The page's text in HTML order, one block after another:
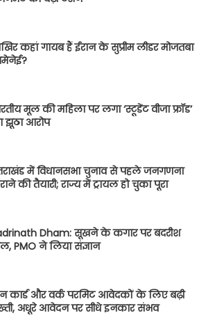
कहां गायब हैं ईरान के सुप्रीम लीडर मोजतबा
मूल की महिला पर लगा ‘स्टूडेंट वीजा फ्रॉड’
झूठा आरोप
में विधानसभा चुनाव से पहले जनगणना
की तैयारी; राज्य में ट्रायल हो चुका पूरा
Dham: सूखने के कगार पर बदरीश
PMO ने लिया संज्ञान
कार्ड और वर्क परमिट आवेदकों के लिए बढ़ी
अधूरे आवेदन पर सीधे इनकार संभव